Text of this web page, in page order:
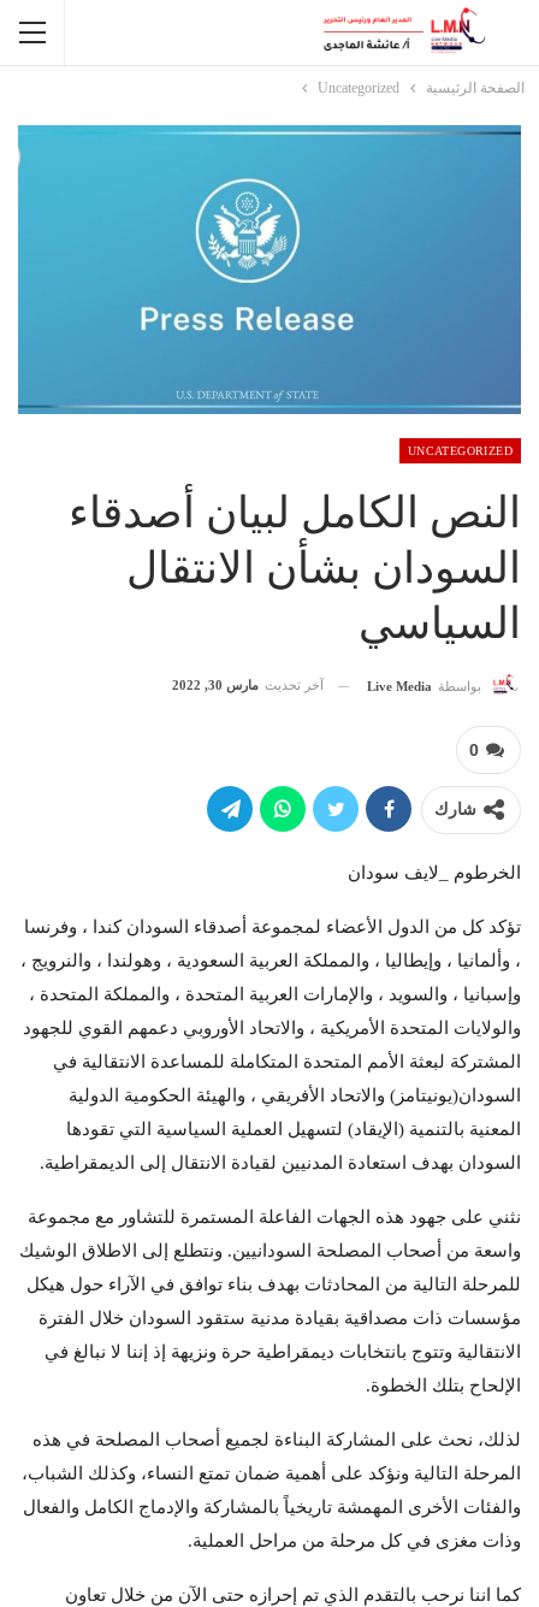
الصفحة الرئيسية Uncategorized
UNCATEGORIZED
النص الكامل لبيان أصدقاء
السودان بشأن الانتقال
السياسي
بواسطة Live Media آخر تحديث مارس 30, 2022
0
شارك
الخرطوم _لايف سودان
تؤكد كل من الدول الأعضاء لمجموعة أصدقاء السودان كندا ، وفرنسا
، وألمانيا ، وإيطاليا ، والمملكة العربية السعودية ، وهولندا ، والنرويج ،
وإسبانيا ، والسويد ، والإمارات العربية المتحدة ، والمملكة المتحدة ،
والولايات المتحدة الأمريكية ، والاتحاد الأوروبي دعمهم القوي للجهود
المشتركة لبعثة الأمم المتحدة المتكاملة للمساعدة الانتقالية في
السودان(يونيتامز) والاتحاد الأفريقي ، والهيئة الحكومية الدولية
المعنية بالتنمية (الإيقاد) لتسهيل العملية السياسية التي تقودها
السودان بهدف استعادة المدنيين لقيادة الانتقال إلى الديمقراطية.
نثني على جهود هذه الجهات الفاعلة المستمرة للتشاور مع مجموعة
واسعة من أصحاب المصلحة السودانيين. ونتطلع إلى الاطلاق الوشيك
للمرحلة التالية من المحادثات بهدف بناء توافق في الآراء حول هيكل
مؤسسات ذات مصداقية بقيادة مدنية ستقود السودان خلال الفترة
الانتقالية وتتوج بانتخابات ديمقراطية حرة ونزيهة إذ إننا لا نبالغ في
الإلحاح بتلك الخطوة.
لذلك، نحث على المشاركة البناءة لجميع أصحاب المصلحة في هذه
المرحلة التالية ونؤكد على أهمية ضمان تمتع النساء، وكذلك الشباب،
والفئات الأخرى المهمشة تاريخياً بالمشاركة والإدماج الكامل والفعال
وذات مغزى في كل مرحلة من مراحل العملية.
كما اننا نرحب بالتقدم الذي تم إحرازه حتى الآن من خلال تعاون